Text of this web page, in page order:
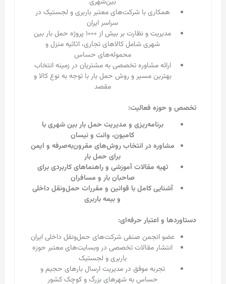
همکاری با شرکت‌های معتبر باربری و لجستیک در
سراسر ایران
مدیریت و نظارت بر بیش از ۱۰۰۰ پروژه حمل بار بین
شهری شامل کالاهای تجاری، اثاثیه منزل و
محموله‌های حساس
ارائه مشاوره تخصصی به مشتریان در زمینه انتخاب
بهترین مسیر و روش حمل بار با توجه به نوع کالا و
مقصد
تخصص و حوزه فعالیت:
برنامه‌ریزی و مدیریت حمل بار بین شهری با
کامیون، وانت و نیسان
مشاوره در انتخاب روش‌های مقرون‌به‌صرفه و ایمن
برای حمل بار
تهیه مقالات آموزشی و راهنماهای کاربردی برای
صاحبان بار و مسافران
آشنایی کامل با قوانین و مقررات حمل‌ونقل داخلی
و بیمه باربری
دستاوردها و اعتبار حرفه‌ای:
عضو انجمن صنفی شرکت‌های حمل‌ونقل داخلی ایران
انتشار مقالات تخصصی در وبسایت‌های معتبر حوزه
باربری و لجستیک
تجربه موفق در مدیریت ارسال بارهای حجیم و
حساس به شهرهای بزرگ و کوچک کشور